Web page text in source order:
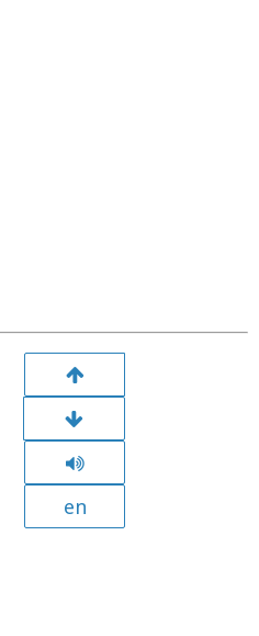
en